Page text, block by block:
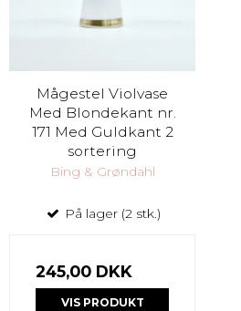
Mågestel Violvase
Med Blondekant nr.
171 Med Guldkant 2
sortering
Bing & Grøndahl
På lager (2 stk.)
245,00 DKK
VIS PRODUKT